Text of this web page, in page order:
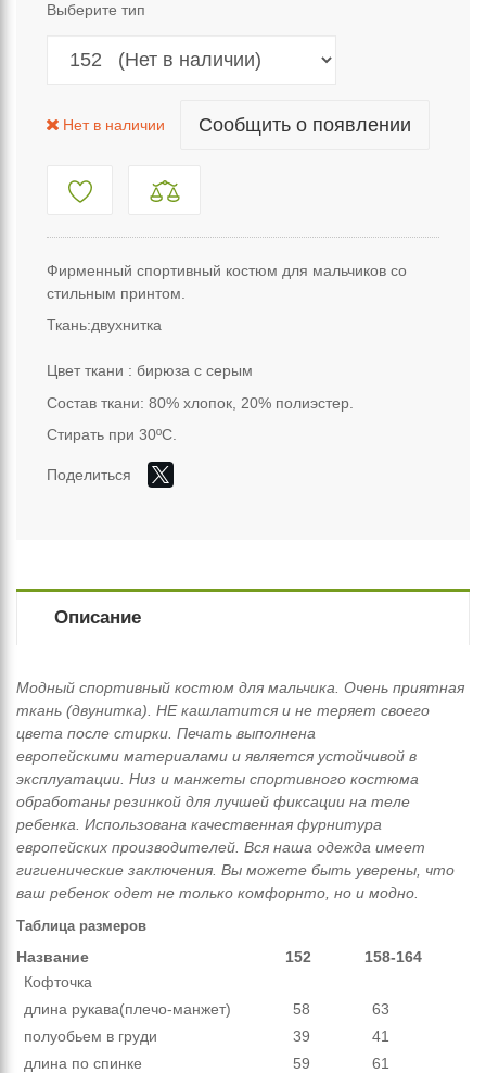
Выберите тип
Нет в наличии Сообщить о появлении
Фирменный спортивный костюм для мальчиков со
стильным принтом.
Ткань:двухнитка
Цвет ткани : бирюза с серым
Состав ткани: 80% хлопок, 20% полиэстер.
Стирать при 30ºС.
Поделиться
Описание
Модный спортивный костюм для мальчика. Очень приятная
ткань (двунитка). НЕ кашлатится и не теряет своего
цвета после стирки. Печать выполнена
европейскими материалами и является устойчивой в
эксплуатации. Низ и манжеты спортивного костюма
обработаны резинкой для лучшей фиксации на теле
ребенка. Использована качественная фурнитура
европейских производителей. Вся наша одежда имеет
гигиенические заключения. Вы можете быть уверены, что
ваш ребенок одет не только комфорнто, но и модно.
Таблица размеров
Название 152
158-164
Кофточка
длина рукава(плечо-манжет)
58
63
полуобьем в груди
39
41
длина по спинке
59
61